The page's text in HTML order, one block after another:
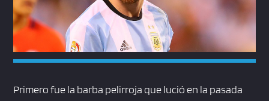
Primero fue la barba pelirroja que lució en la pasada